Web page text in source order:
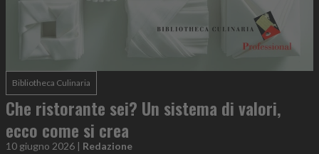
Bibliotheca Culinaria
Che ristorante sei? Un sistema di valori,
ecco come si crea
10 giugno 2026 | Redazione